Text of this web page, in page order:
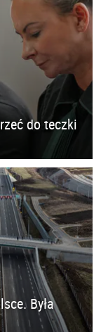
do teczki
Była